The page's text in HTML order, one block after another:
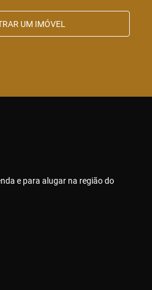
UM IMÓVEL
e para alugar na região do